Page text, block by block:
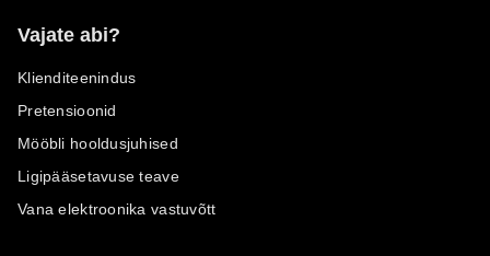
Vajate abi?
Klienditeenindus
Pretensioonid
Mööbli hooldusjuhised
Ligipääsetavuse teave
Vana elektroonika vastuvõtt